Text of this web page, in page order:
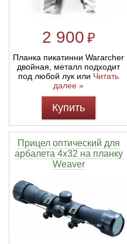
2 900 ₽
Планка пикатинни Wararcher
двойная, металл подходит
под любой лук или Читать
далее »
Купить
Прицел оптический для
арбалета 4х32 на планку
Weaver